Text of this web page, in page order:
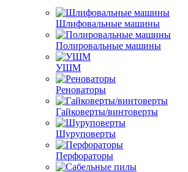
Шлифовальные машины
Полировальные машины
УШМ
Реноваторы
Гайковерты/винтоверты
Шуруповерты
Перфораторы